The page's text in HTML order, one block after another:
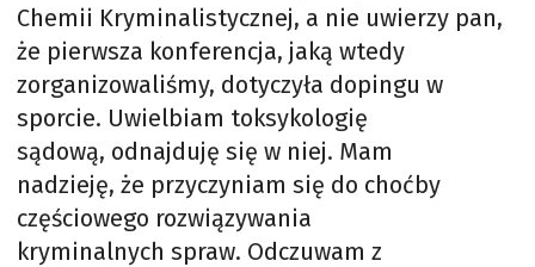
Chemii Kryminalistycznej, a nie uwierzy pan,
że pierwsza konferencja, jaką wtedy
zorganizowaliśmy, dotyczyła dopingu w
sporcie. Uwielbiam toksykologię
sądową, odnajduję się w niej. Mam
nadzieję, że przyczyniam się do choćby
częściowego rozwiązywania
kryminalnych spraw. Odczuwam z